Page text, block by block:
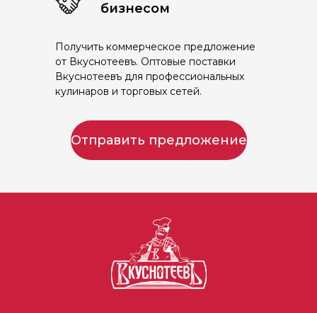
бизнесом
Получить коммерческое предложение
от Вкуснотеевъ. Оптовые поставки
Вкуснотеевъ для профессиональных
кулинаров и торговых сетей.
Отправить предложение